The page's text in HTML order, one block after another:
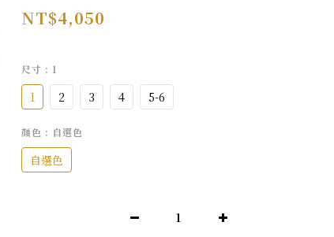
NT$4,050
尺寸 : 1
1 2 3 4 5-6
顏色 : 自選色
自選色